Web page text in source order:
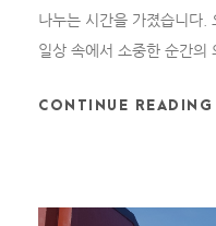
나누는 시간을 가졌습니다.
일상 속에서 소중한 순간의
CONTINUE READING